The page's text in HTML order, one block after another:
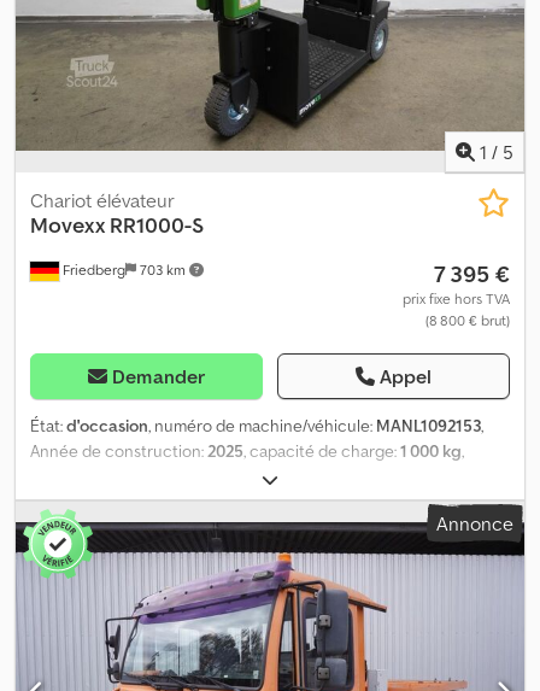
de traction P50C : 1x module de départ + 4x modules principaux +
4x cadres en C - LG fixé au P50C - Bac de récupération Dkjdpsw
Uyl Isfx Acqsr - 2x Blue Spot à l’avant - Interrupteur de marche
tactile latéral - 1x module principal FT10C, 3x FT08 - Sur le cadre
en C : 2x crochets de collecte
1 / 5
Friedberg 703 km
Chariot élévateur
Movexx RR1000-S
7 395 €
prix fixe hors TVA
(8 800 € brut)
Demander Appel
État:d'occasion, numéro de machine/véhicule: MANL1092153,
Année de construction:2025, capacité de charge:1 000 kg,
, tension de la batterie:
vide:130 kg, longueur totale:1 230 mm, largeur totale:454 mm,
carburant:électricité, - Remplacement de la batterie par l’avant -
Limitation de vitesse : 6 km/h - Contrôle d’accès : interrupteur à
clé - Plateforme de stationnement - Force de traction : 252 N -
Moteur : 420 W, 140 tr/min - Avec frein de stationnement -
Contrôleur de moteur Curtis 24 V - 50/110 A - Batterie LiFePO4 -
Indicateur de batterie LED - Vitesse librement programmable -
Roues motrices : 250 x 80 mm - Tapis de détection pour la
Annonce